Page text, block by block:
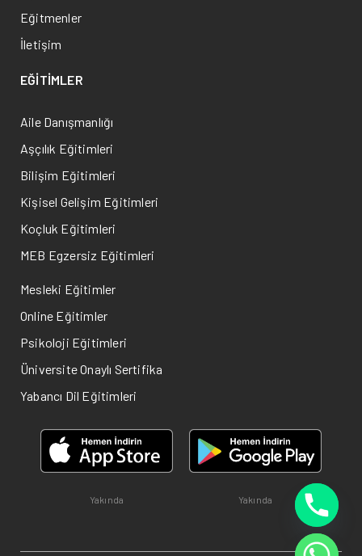
Eğitmenler
İletişim
EĞİTİMLER
Aile Danışmanlığı
Aşçılık Eğitimleri
Bilişim Eğitimleri
Kişisel Gelişim Eğitimleri
Koçluk Eğitimleri
MEB Egzersiz Eğitimleri
Mesleki Eğitimler
Online Eğitimler
Psikoloji Eğitimleri
Üniversite Onaylı Sertifika
Yabancı Dil Eğitimleri
Yakında Yakında